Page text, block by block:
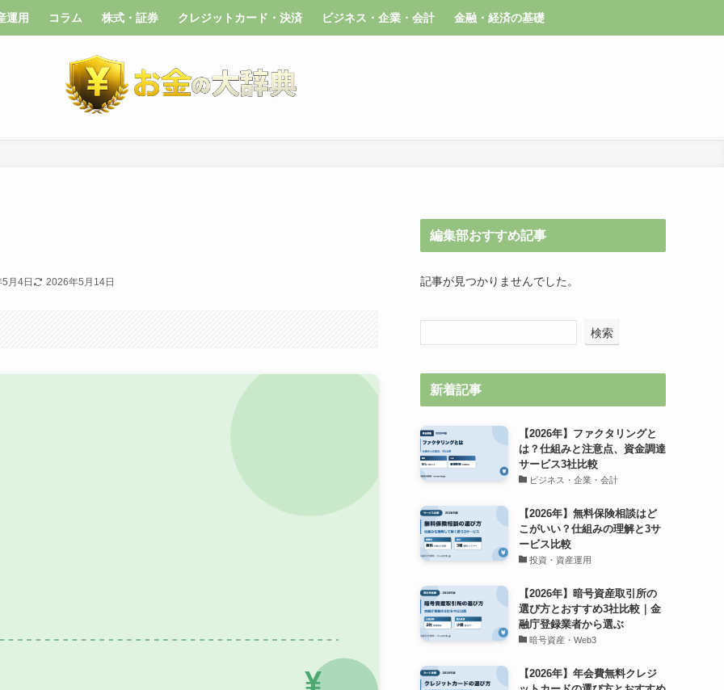
運用 コラム 株式・証券 クレジットカード・決済 ビジネス・企業・会計 金融・経済の基礎
月4日 2026年5月14日
編集部おすすめ記事
記事が見つかりませんでした。
検索
新着記事
【2026年】ファクタリングと
は？仕組みと注意点、資金調達
サービス3社比較
ビジネス・企業・会計
【2026年】無料保険相談はど
こがいい？仕組みの理解と3サ
ービス比較
投資・資産運用
【2026年】暗号資産取引所の
選び方とおすすめ3社比較｜金
融庁登録業者から選ぶ
暗号資産・Web3
【2026年】年会費無料クレジ